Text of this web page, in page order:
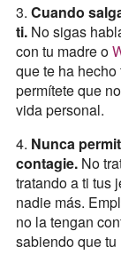
3. Cuando
ti.No sigas
con tu madre o
que te ha
permítete que
vida personal.
4. Nunca
contagie.No
tratando a ti tus
nadie más.
no la tengan
sabiendo que